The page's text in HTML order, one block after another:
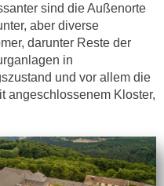
sind die Außenorte
aber diverse
darunter Reste der
in
und vor allem die
angeschlossenem Kloster,